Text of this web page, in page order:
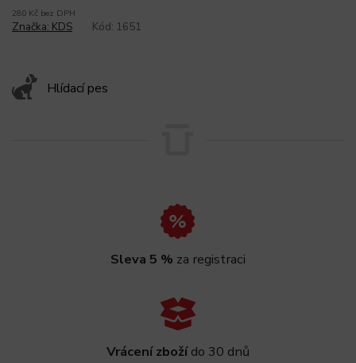
280 Kč bez DPH
Hlídací pes
Značka: KDS Kód: 1651
Sleva 5 % za registraci
Vrácení zbožído 30 dnů